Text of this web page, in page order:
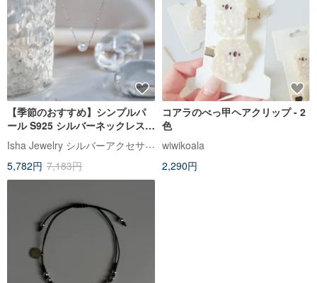
【季節のおすすめ】シンプルパ
ール S925 シルバーネックレス
万能パールチョーカー
Isha Jewelry シルバーアクセサリー
5,782円 7,183円
コアラのべっ甲ヘアクリップ - 2
色
wiwikoala
2,290円